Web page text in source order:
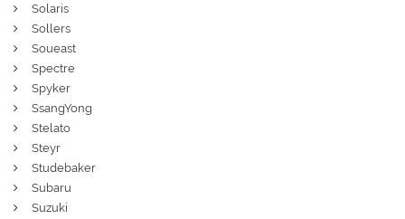
Solaris
Sollers
Soueast
Spectre
Spyker
SsangYong
Stelato
Steyr
Studebaker
Subaru
Suzuki